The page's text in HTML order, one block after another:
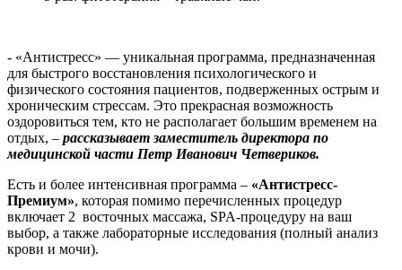
- «Антистресс» — уникальная программа, предназначенная
для быстрого восстановления психологического и
физического состояния пациентов, подверженных острым и
хроническим стрессам. Это прекрасная возможность
оздоровиться тем, кто не располагает большим временем на
отдых, – рассказывает заместитель директора по
медицинской части Петр Иванович Четвериков.
Есть и более интенсивная программа – «Антистресс-
Премиум», которая помимо перечисленных процедур
включает 2 восточных массажа, SPA-процедуру на ваш
выбор, а также лабораторные исследования (полный анализ
крови и мочи).